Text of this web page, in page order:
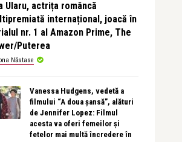
Ularu, actrița româncă
internațional, joacă în
nr. 1 al Amazon Prime, The
Puterea
Năstase
Vanessa Hudgens, vedetă a
filmului “A doua șansă”, alături
de Jennifer Lopez: Filmul
acesta va oferi femeilor și
fetelor mai multă încredere în